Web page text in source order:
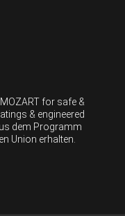
for safe &
& engineered
dem Programm
Union erhalten.